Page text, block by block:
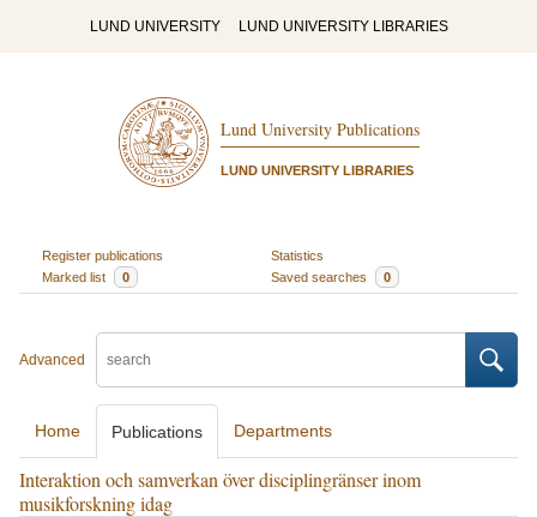
LUND UNIVERSITY LUND UNIVERSITY LIBRARIES
Lund University Publications
LUND UNIVERSITY LIBRARIES
Register publications
Statistics
Marked list
0 Saved searches 0
Advanced
Home Publications Departments
Interaktion och samverkan över disciplingränser inom
musikforskning idag